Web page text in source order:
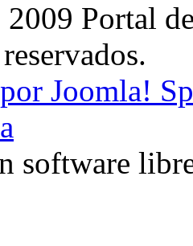
Portal
Joomla!
software